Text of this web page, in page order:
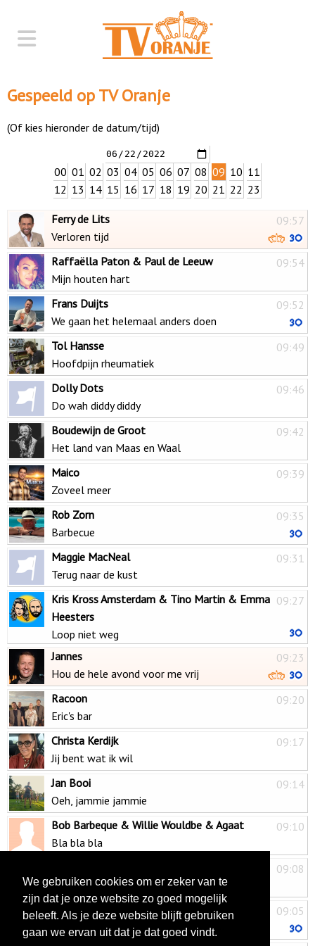
Gespeeld op TV Oranje
(Of kies hieronder de datum/tijd)
00 01 02 03 04 05 06 07 08 09 10 11
12 13 14 15 16 17 18 19 20 21 22 23
09:57
Ferry de Lits
Verloren tijd
09:54
Raffaëlla Paton & Paul de Leeuw
Mijn houten hart
09:52
Frans Duijts
We gaan het helemaal anders doen
09:49
Tol Hansse
Hoofdpijn rheumatiek
09:46
Dolly Dots
Do wah diddy diddy
09:42
Boudewijn de Groot
Het land van Maas en Waal
09:39
Maico
Zoveel meer
09:35
Rob Zorn
Barbecue
09:31
Maggie MacNeal
Terug naar de kust
09:27
Kris Kross Amsterdam & Tino Martin & Emma
Heesters
Loop niet weg
09:23
Jannes
Hou de hele avond voor me vrij
09:20
Racoon
Eric's bar
09:17
Christa Kerdijk
Jij bent wat ik wil
09:14
Jan Booi
Oeh, jammie jammie
09:10
Bob Barbeque & Willie Wouldbe & Agaat
Bla bla bla
09:08
Willem
09:05
Waylon & Jan Smit
Tussen jou en mij
We gebruiken cookies om er zeker van te
zijn dat je onze website zo goed mogelijk
beleeft. Als je deze website blijft gebruiken
gaan we ervan uit dat je dat goed vindt.